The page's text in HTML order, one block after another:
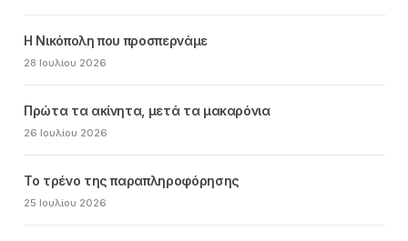
Η Νικόπολη που προσπερνάμε
28 Ιουλίου 2026
Πρώτα τα ακίνητα, μετά τα μακαρόνια
26 Ιουλίου 2026
Το τρένο της παραπληροφόρησης
25 Ιουλίου 2026